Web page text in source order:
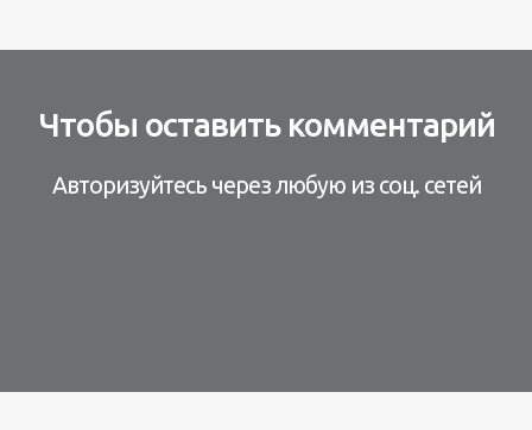
Чтобы оставить комментарий
Авторизуйтесь через любую из соц. сетей